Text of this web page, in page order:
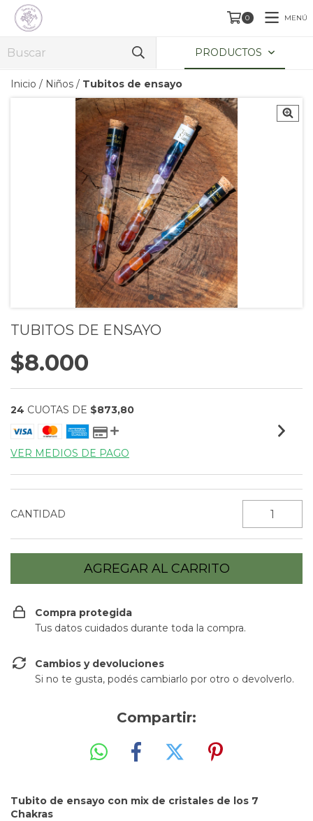
0 MENÚ
PRODUCTOS
Inicio / Niños / Tubitos de ensayo
TUBITOS DE ENSAYO
$8.000
24 CUOTAS DE $873,80
VER MEDIOS DE PAGO
CANTIDAD
Compra protegida
Tus datos cuidados durante toda la compra.
Cambios y devoluciones
Si no te gusta, podés cambiarlo por otro o devolverlo.
Compartir:
Tubito de ensayo con mix de cristales de los 7
Chakras